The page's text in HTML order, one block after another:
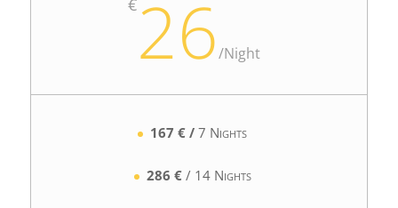
€26/Night
167 € /7 Nights
286 €/ 14 Nights